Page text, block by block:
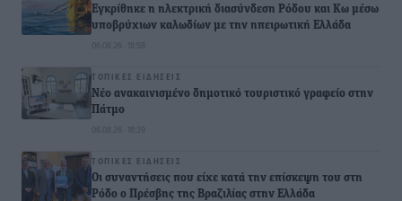
Εγκρίθηκε η ηλεκτρική διασύνδεση Ρόδου και Κω μέσω
υποβρύχιων καλωδίων με την ηπειρωτική Ελλάδα
06.08.26 · 18:58
ΤΟΠΙΚΈΣ ΕΙΔΉΣΕΙΣ
Νέο ανακαινισμένο δημοτικό τουριστικό γραφείο στην
Πάτμο
06.08.26 · 18:39
ΤΟΠΙΚΈΣ ΕΙΔΉΣΕΙΣ
Οι συναντήσεις που είχε κατά την επίσκεψη του στη
Ρόδο ο Πρέσβης της Βραζιλίας στην Ελλάδα